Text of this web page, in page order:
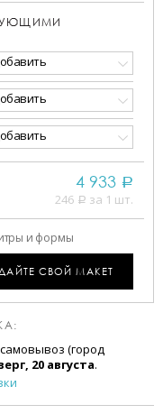
4 933 a
246 a за 1 шт.
и формы
СВОЙ МАКЕТ
(город
20 августа.